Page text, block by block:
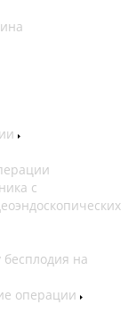
с
на
операции